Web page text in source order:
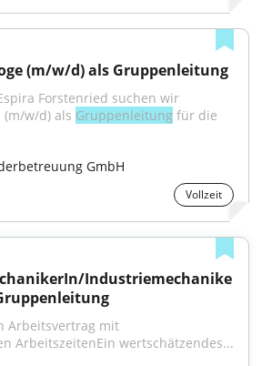
(m/w/d) als Gruppenleitung
Forstenried suchen wir
(m/w/d) als Gruppenleitung für die
GmbH
Vollzeit
Industriemechanike
Arbeitsvertrag mit
ArbeitszeitenEin wertschätzendes...